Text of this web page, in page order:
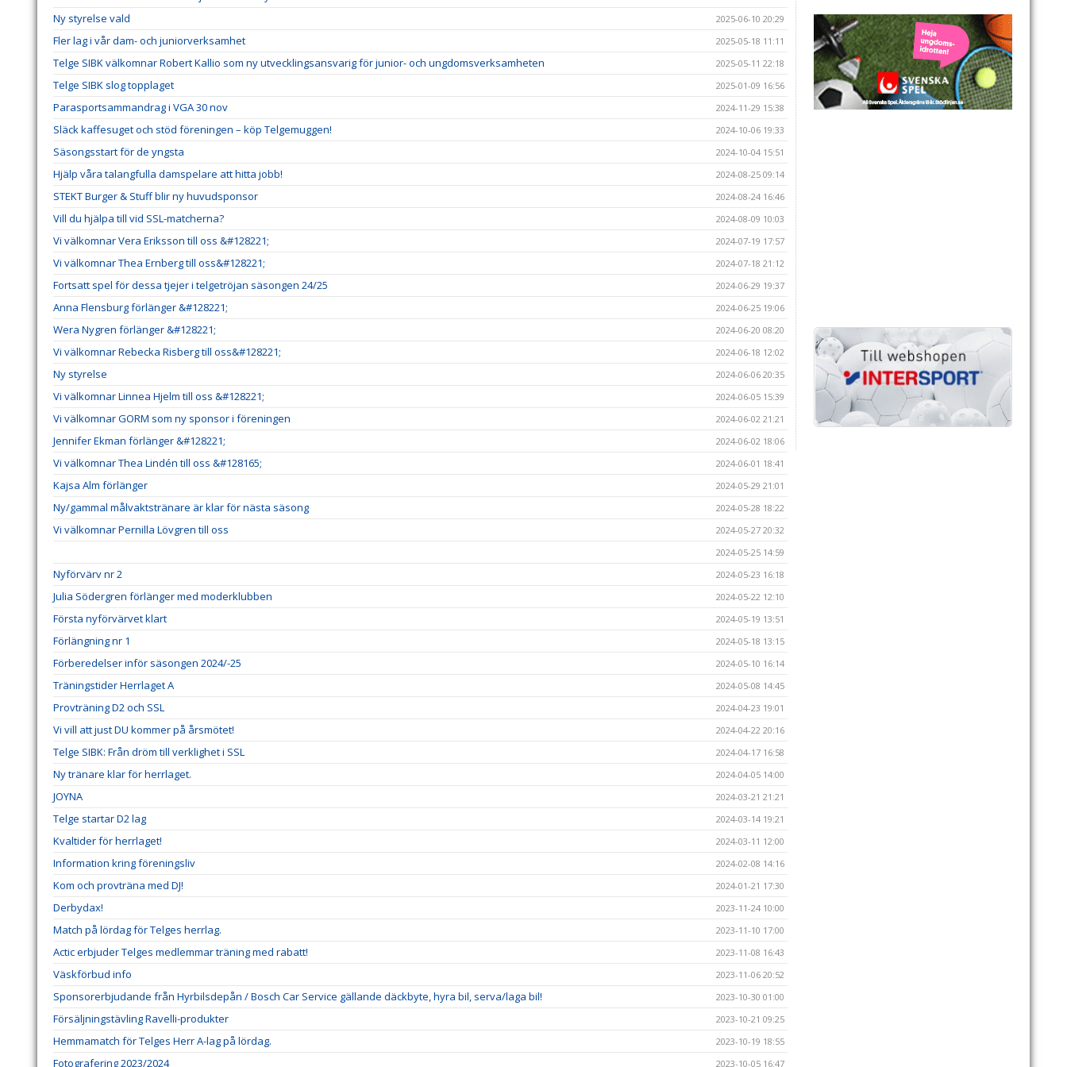
Ny styrelse vald 2025-06-10 20:29
Fler lag i vår dam- och juniorverksamhet 2025-05-18 11:11
Telge SIBK välkomnar Robert Kallio som ny utvecklingsansvarig för junior- och ungdomsverksamheten 2025-05-11 22:18
Telge SIBK slog topplaget 2025-01-09 16:56
Parasportsammandrag i VGA 30 nov 2024-11-29 15:38
Släck kaffesuget och stöd föreningen – köp Telgemuggen! 2024-10-06 19:33
Säsongsstart för de yngsta 2024-10-04 15:51
Hjälp våra talangfulla damspelare att hitta jobb! 2024-08-25 09:14
STEKT Burger & Stuff blir ny huvudsponsor 2024-08-24 16:46
Vill du hjälpa till vid SSL-matcherna? 2024-08-09 10:03
Vi välkomnar Vera Eriksson till oss &#128221; 2024-07-19 17:57
Vi välkomnar Thea Ernberg till oss&#128221; 2024-07-18 21:12
Fortsatt spel för dessa tjejer i telgetröjan säsongen 24/25 2024-06-29 19:37
Anna Flensburg förlänger &#128221; 2024-06-25 19:06
Wera Nygren förlänger &#128221; 2024-06-20 08:20
Vi välkomnar Rebecka Risberg till oss&#128221; 2024-06-18 12:02
Ny styrelse 2024-06-06 20:35
Vi välkomnar Linnea Hjelm till oss &#128221; 2024-06-05 15:39
Vi välkomnar GORM som ny sponsor i föreningen 2024-06-02 21:21
Jennifer Ekman förlänger &#128221; 2024-06-02 18:06
Vi välkomnar Thea Lindén till oss &#128165; 2024-06-01 18:41
Kajsa Alm förlänger 2024-05-29 21:01
Ny/gammal målvaktstränare är klar för nästa säsong 2024-05-28 18:22
Vi välkomnar Pernilla Lövgren till oss
2024-05-27 20:32
2024-05-25 14:59
Nyförvärv nr 2 2024-05-23 16:18
Julia Södergren förlänger med moderklubben 2024-05-22 12:10
Första nyförvärvet klart 2024-05-19 13:51
Förlängning nr 1 2024-05-18 13:15
Förberedelser inför säsongen 2024/-25 2024-05-10 16:14
Träningstider Herrlaget A 2024-05-08 14:45
Provträning D2 och SSL 2024-04-23 19:01
Vi vill att just DU kommer på årsmötet! 2024-04-22 20:16
Telge SIBK: Från dröm till verklighet i SSL 2024-04-17 16:58
Ny tränare klar för herrlaget. 2024-04-05 14:00
JOYNA 2024-03-21 21:21
Telge startar D2 lag 2024-03-14 19:21
Kvaltider för herrlaget! 2024-03-11 12:00
Information kring föreningsliv 2024-02-08 14:16
Kom och provträna med DJ! 2024-01-21 17:30
Derbydax! 2023-11-24 10:00
Match på lördag för Telges herrlag. 2023-11-10 17:00
Actic erbjuder Telges medlemmar träning med rabatt! 2023-11-08 16:43
Väskförbud info 2023-11-06 20:52
Sponsorerbjudande från Hyrbilsdepån / Bosch Car Service gällande däckbyte, hyra bil, serva/laga bil! 2023-10-30 01:00
Försäljningstävling Ravelli-produkter 2023-10-21 09:25
Hemmamatch för Telges Herr A-lag på lördag. 2023-10-19 18:55
Fotografering 2023/2024 2023-10-05 16:47